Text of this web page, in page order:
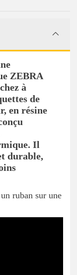
ZEBRA
à
de
en résine
Il
durable,
ruban sur une